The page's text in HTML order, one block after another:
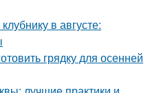
в августе:
грядку для осенней